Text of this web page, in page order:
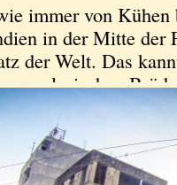
immer von Kühen
in der Mitte der
der Welt. Das
nepalesischen
entspannter.